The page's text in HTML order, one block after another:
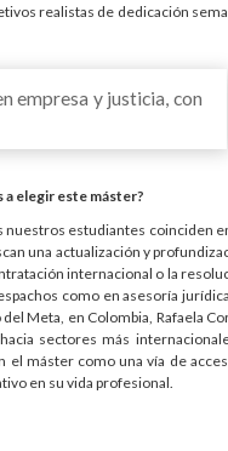
realistas de dedicación
empresa y justicia, con
a elegir este máster?
estudiantes coinciden
una actualización y
internacional o la
como en asesoría
Meta, en Colombia, Rafaela
sectores más
el máster como una vía de
en su vida profesional.